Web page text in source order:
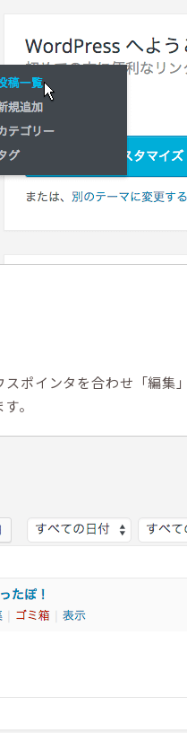
ポインタを合わせ「編集
。